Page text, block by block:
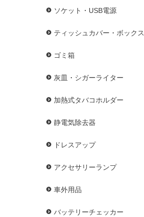
ソケット・USB電源
ティッシュカバー・ボックス
ゴミ箱
灰皿・シガーライター
加熱式タバコホルダー
静電気除去器
ドレスアップ
アクセサリーランプ
車外用品
バッテリーチェッカー